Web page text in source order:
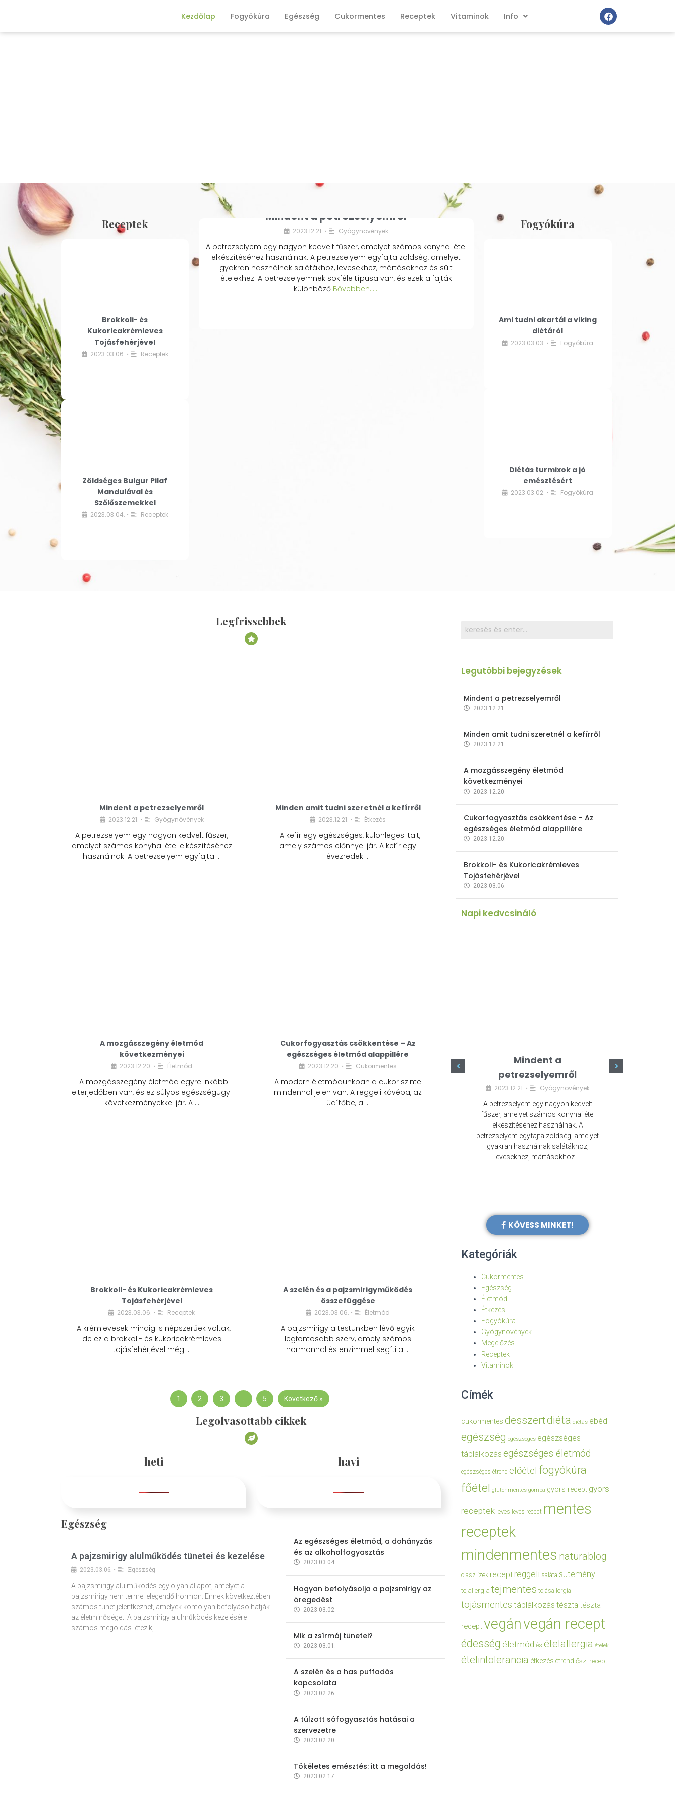
Kezdőlap Fogyókúra Egészség Cukormentes Receptek Vitaminok Info
Receptek
Brokkoli- és
Kukoricakrémleves
Tojásfehérjével
2023.03.06. • Receptek
Zöldséges Bulgur Pilaf
Mandulával és
Szőlőszemekkel
2023.03.04. • Receptek
Mindent a petrezselyemről
2023.12.21. • Gyógynövények
A petrezselyem egy nagyon kedvelt fűszer, amelyet számos konyhai étel
elkészítéséhez használnak. A petrezselyem egyfajta zöldség, amelyet
gyakran használnak salátákhoz, levesekhez, mártásokhoz és sült
ételekhez. A petrezselyemnek sokféle típusa van, és ezek a fajták
különbözőBővebben...…
Fogyókúra
Ami tudni akartál a viking
diétáról
2023.03.03. • Fogyókúra
Diétás turmixok a jó
emésztésért
2023.03.02. • Fogyókúra
Legfrissebbek
Mindent a petrezselyemről
2023.12.21. • Gyógynövények
A petrezselyem egy nagyon kedvelt fűszer,
amelyet számos konyhai étel elkészítéséhez
használnak. A petrezselyem egyfajta …
Minden amit tudni szeretnél a kefírről
2023.12.21. • Étkezés
A kefír egy egészséges, különleges italt,
amely számos előnnyel jár. A kefír egy
évezredek …
A mozgásszegény életmód
következményei
2023.12.20. • Életmód
A mozgásszegény életmód egyre inkább
elterjedőben van, és ez súlyos egészségügyi
következményekkel jár. A …
Cukorfogyasztás csökkentése – Az
egészséges életmód alappillére
2023.12.20. • Cukormentes
A modern életmódunkban a cukor szinte
mindenhol jelen van. A reggeli kávéba, az
üdítőbe, a …
Brokkoli- és Kukoricakrémleves
Tojásfehérjével
2023.03.06. • Receptek
A krémlevesek mindig is népszerűek voltak,
de ez a brokkoli- és kukoricakrémleves
tojásfehérjével még …
A szelén és a pajzsmirigyműködés
összefüggése
2023.03.06. • Életmód
A pajzsmirigy a testünkben lévő egyik
legfontosabb szerv, amely számos
hormonnal és enzimmel segíti a …
1 2 3 5 Következő »
Legolvasottabb cikkek
heti havi
Egészség
A pajzsmirigy alulműködés tünetei és kezelése
2023.03.06. •
Egészség
A pajzsmirigy alulműködés egy olyan állapot, amelyet a
pajzsmirigy nem termel elegendő hormon. Ennek következtében
számos tünet jelentkezhet, amelyek komolyan befolyásolhatják
az életminőséget. A pajzsmirigy alulműködés kezelésére
számos megoldás létezik, …
Az egészséges életmód, a dohányzás
és az alkoholfogyasztás
2023.03.04.
Hogyan befolyásolja a pajzsmirigy az
öregedést
2023.03.02.
Mik a zsírmáj tünetei?
2023.03.01.
A szelén és a has puffadás
kapcsolata
2023.02.26.
A túlzott sófogyasztás hatásai a
szervezetre
2023.02.20.
Tökéletes emésztés: itt a megoldás!
2023.02.17.
Legutóbbi bejegyzések
Mindent a petrezselyemről
2023.12.21.
Minden amit tudni szeretnél a kefírről
2023.12.21.
A mozgásszegény életmód
következményei
2023.12.20.
Cukorfogyasztás csökkentése – Az
egészséges életmód alappillére
2023.12.20.
Brokkoli- és Kukoricakrémleves
Tojásfehérjével
2023.03.06.
Napi kedvcsináló
Cukorfogyasztás
egészséges életmód
alappillére
Mindent a
petrezselyemről
2023.12.21. • Gyógynövények
A petrezselyem egy nagyon kedvelt
fűszer, amelyet számos konyhai étel
elkészítéséhez használnak. A
petrezselyem egyfajta zöldség, amelyet
gyakran használnak salátákhoz,
levesekhez, mártásokhoz …
KÖVESS MINKET!
Kategóriák
Cukormentes
Egészség
Életmód
Étkezés
Fogyókúra
Gyógynövények
Megelőzés
Receptek
Vitaminok
Címék
cukormentes desszertdiéta diétás ebéd
egészség egészséges egészséges
táplálkozás egészséges életmód
egészséges étrend előétel fogyókúra
főétel gluténmentes gomba gyors recept gyors
receptek leves leves recept mentes
receptek
mindenmentes naturablog
olasz ízek recept reggeli saláta sütemény
tejallergia tejmentes tojásallergia
tojásmentes táplálkozás tészta tészta
receptvegánvegán recept
édesség életmód és ételallergia ételek
ételintolerancia étkezés étrend őszi recept